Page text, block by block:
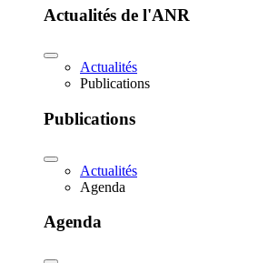
Actualités de l'ANR
Actualités
Publications
Publications
Actualités
Agenda
Agenda